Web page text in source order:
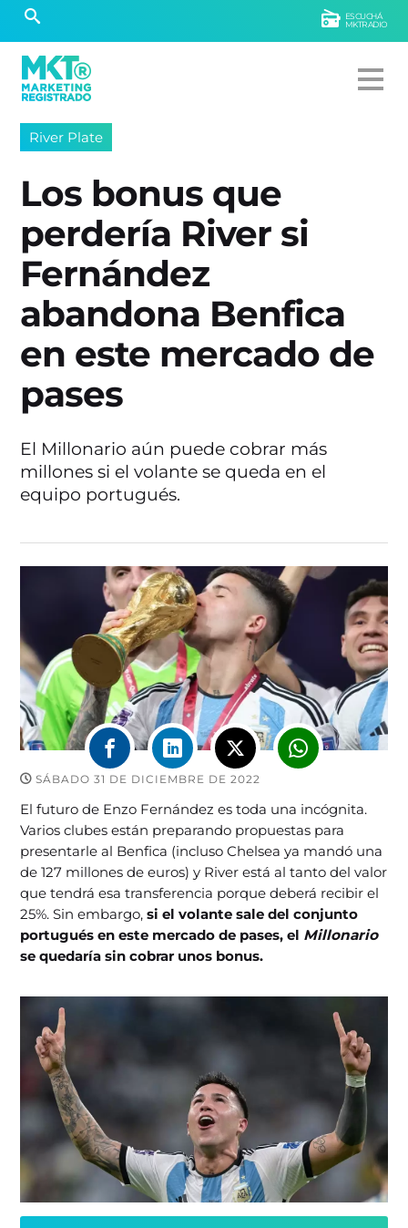
ESCUCHÁ
MKTRADIO
River Plate
Los bonus que
perdería River si
Fernández
abandona Benfica
en este mercado de
pases
El Millonario aún puede cobrar más
millones si el volante se queda en el
equipo portugués.
SÁBADO 31 DE DICIEMBRE DE 2022
El futuro de Enzo Fernández es toda una incógnita.
Varios clubes están preparando propuestas para
presentarle al Benfica (incluso Chelsea ya mandó una
de 127 millones de euros) y River está al tanto del valor
que tendrá esa transferencia porque deberá recibir el
25%. Sin embargo,si el volante sale del conjunto
portugués en este mercado de pases, el Millonario
se quedaría sin cobrar unos bonus.